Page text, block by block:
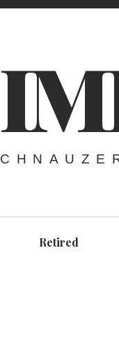
Retired